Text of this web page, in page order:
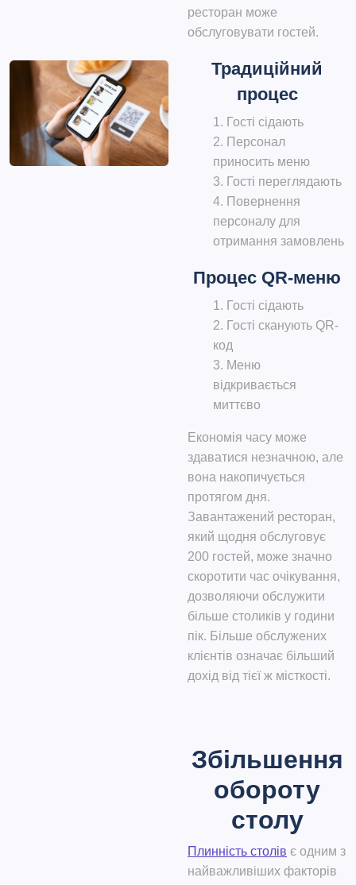
ресторан може
обслуговувати гостей.
Традиційний
процес
Гості сідають
Персонал
приносить меню
Гості переглядають
Повернення
персоналу для
отримання замовлень
Процес QR-меню
Гості сідають
Гості сканують QR-
код
Меню
відкривається
миттєво
Економія часу може
здаватися незначною, але
вона накопичується
протягом дня.
Завантажений ресторан,
який щодня обслуговує
200 гостей, може значно
скоротити час очікування,
дозволяючи обслужити
більше столиків у години
пік. Більше обслужених
клієнтів означає більший
дохід від тієї ж місткості.
Збільшення
обороту
столу
Плинність столів є одним з
найважливіших факторів